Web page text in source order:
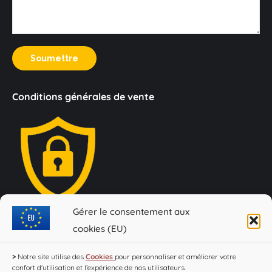
Gérer le consentement aux
cookies (EU)
> Notre site utilise des Cookies pour personnaliser et améliorer votre
confort d'utilisation et l’expérience de nos utilisateurs.
Soumettre
Conditions générales de vente
Loi Evin : "L'abus d'alcool est dangereux pour la santé, à
consommer avec modération !"